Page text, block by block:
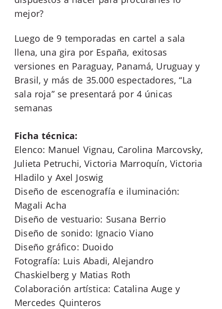
mejor?
Luego de 9 temporadas en cartel a sala
llena, una gira por España, exitosas
versiones en Paraguay, Panamá, Uruguay y
Brasil, y más de 35.000 espectadores, “La
sala roja” se presentará por 4 únicas
semanas
Ficha técnica:
Elenco: Manuel Vignau, Carolina Marcovsky,
Julieta Petruchi, Victoria Marroquín, Victoria
Hladilo y Axel Joswig
Diseño de escenografía e iluminación:
Magali Acha
Diseño de vestuario: Susana Berrio
Diseño de sonido: Ignacio Viano
Diseño gráfico: Duoido
Fotografía: Luis Abadi, Alejandro
Chaskielberg y Matias Roth
Colaboración artística: Catalina Auge y
Mercedes Quinteros